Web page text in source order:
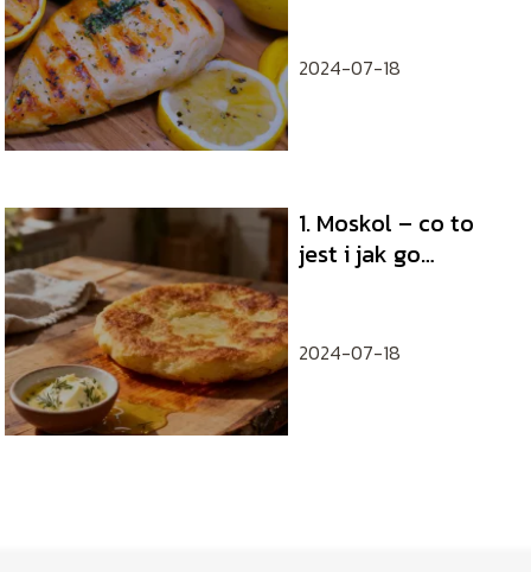
2024-07-18
1. Moskol – co to
jest i jak go
2024-07-18